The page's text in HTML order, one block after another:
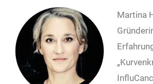
Martina